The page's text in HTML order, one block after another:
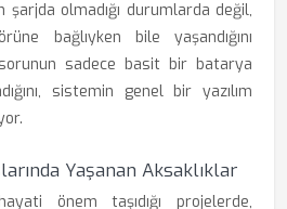
şarjda olmadığı durumlarda değil,
bağlıyken bile yaşandığını
sadece basit bir batarya
sistemin genel bir yazılım
Yaşanan Aksaklıklar
önem taşıdığı projelerde,